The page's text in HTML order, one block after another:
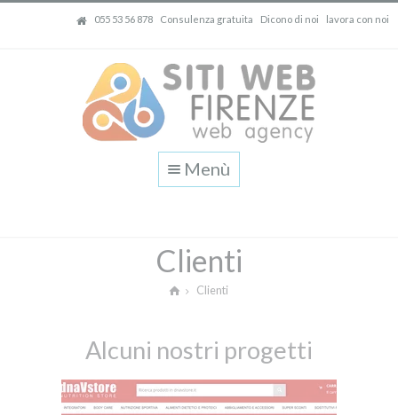
055 53 56 878 Consulenza gratuita Dicono di noi lavora con noi
Menù
Clienti
Clienti
Alcuni nostri progetti